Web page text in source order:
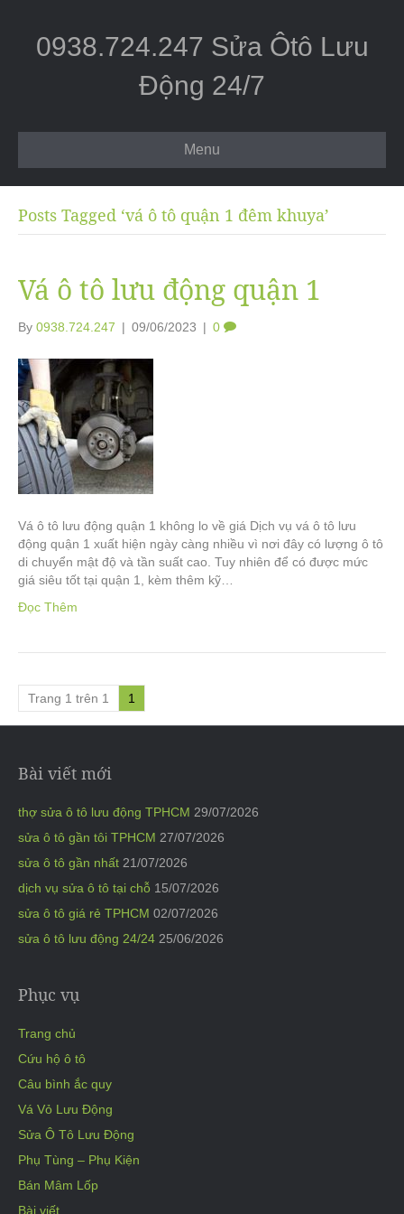
0938.724.247 Sửa Ôtô Lưu
Động 24/7
Menu
Posts Tagged ‘vá ô tô quận 1 đêm khuya’
Vá ô tô lưu động quận 1
By 0938.724.247 | 09/06/2023 | 0
Vá ô tô lưu động quận 1 không lo về giá Dịch vụ vá ô tô lưu
động quận 1 xuất hiện ngày càng nhiều vì nơi đây có lượng ô tô
di chuyển mật độ và tần suất cao. Tuy nhiên để có được mức
giá siêu tốt tại quận 1, kèm thêm kỹ…
Đọc Thêm
Trang 1 trên 1 1
Bài viết mới
thợ sửa ô tô lưu động TPHCM 29/07/2026
sửa ô tô gần tôi TPHCM 27/07/2026
sửa ô tô gần nhất 21/07/2026
dịch vụ sửa ô tô tại chỗ 15/07/2026
sửa ô tô giá rẻ TPHCM 02/07/2026
sửa ô tô lưu động 24/24 25/06/2026
Phục vụ
Trang chủ
Cứu hộ ô tô
Câu bình ắc quy
Vá Vỏ Lưu Động
Sửa Ô Tô Lưu Động
Phụ Tùng – Phụ Kiện
Bán Mâm Lốp
Bài viết